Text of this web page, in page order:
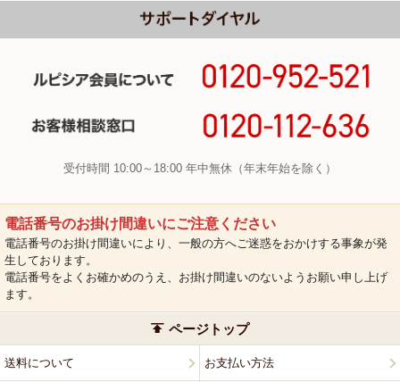
受付時間 10:00～18:00 年中無休（年末年始を除く）
電話番号のお掛け間違いにご注意ください
電話番号のお掛け間違いにより、一般の方へご迷惑をおかけする事象が発
生しております。
電話番号をよくお確かめのうえ、お掛け間違いのないようお願い申し上げ
ます。
ページトップ
送料について お支払い方法